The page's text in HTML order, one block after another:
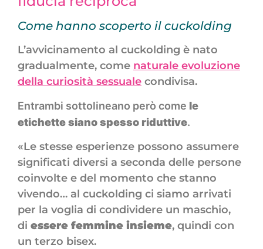
Come hanno scoperto il cuckolding
L’avvicinamento al cuckolding è nato
gradualmente, come naturale evoluzione
della curiosità sessuale condivisa.
Entrambi sottolineano però come le
etichette siano spesso riduttive.
«Le stesse esperienze possono assumere
significati diversi a seconda delle persone
coinvolte e del momento che stanno
vivendo… al cuckolding ci siamo arrivati
per la voglia di condividere un maschio,
di essere femmine insieme, quindi con
un terzo bisex.